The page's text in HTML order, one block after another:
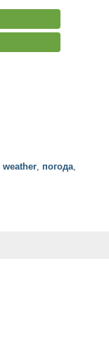
weather, погода,